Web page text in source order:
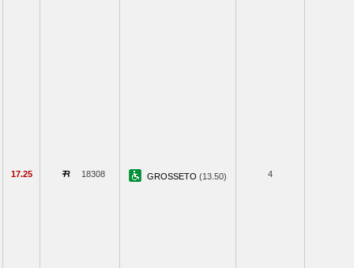
17.25 18308 GROSSETO (13.50) 4